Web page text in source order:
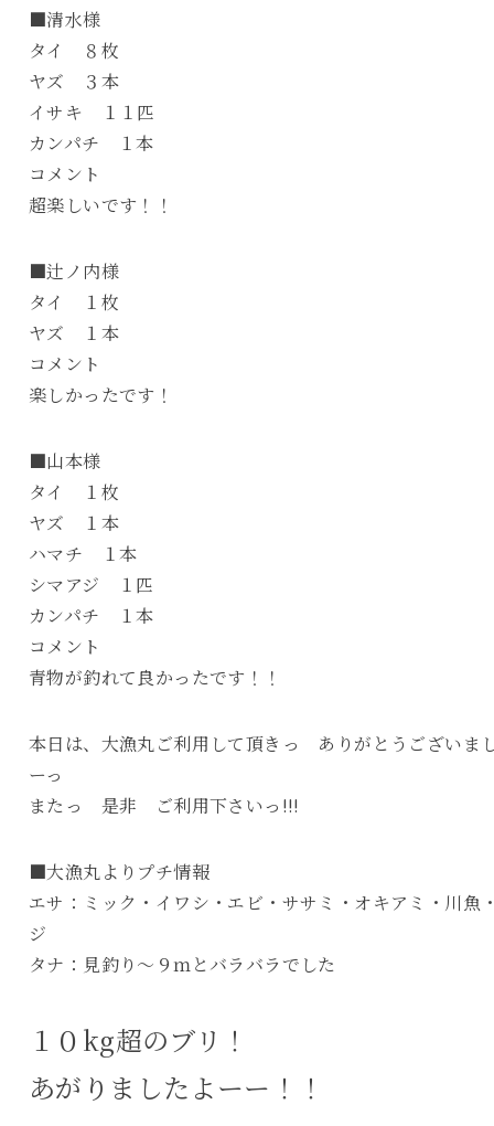
■清水様
タイ ８枚
ヤズ ３本
イサキ １１匹
カンパチ １本
コメント
超楽しいです！！
■辻ノ内様
タイ １枚
ヤズ １本
コメント
楽しかったです！
■山本様
タイ １枚
ヤズ １本
ハマチ １本
シマアジ １匹
カンパチ １本
コメント
青物が釣れて良かったです！！
本日は、大漁丸ご利用して頂きっ ありがとうございま
ーっ
またっ 是非 ご利用下さいっ!!!
■大漁丸よりプチ情報
エサ：ミック・イワシ・エビ・ササミ・オキアミ・川魚
ジ
タナ：見釣り～９ｍとバラバラでした
１０kg超のブリ！
あがりましたよーー！！